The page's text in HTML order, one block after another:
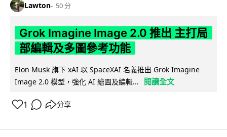
Lawton 50 分
Grok Imagine Image 2.0 推出 主打局
部編輯及多圖參考功能
Elon Musk 旗下 xAI 以 SpaceXAI 名義推出 Grok Imagine
Image 2.0 模型，強化 AI 繪圖及編輯...
閱讀全文
1 分享